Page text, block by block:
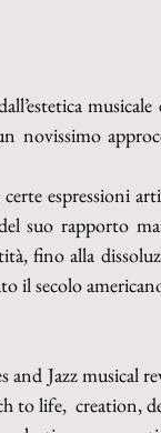
novissimo
espressioni
suo rapporto
fino alla
il secolo
and Jazz musical
to life,  creation,